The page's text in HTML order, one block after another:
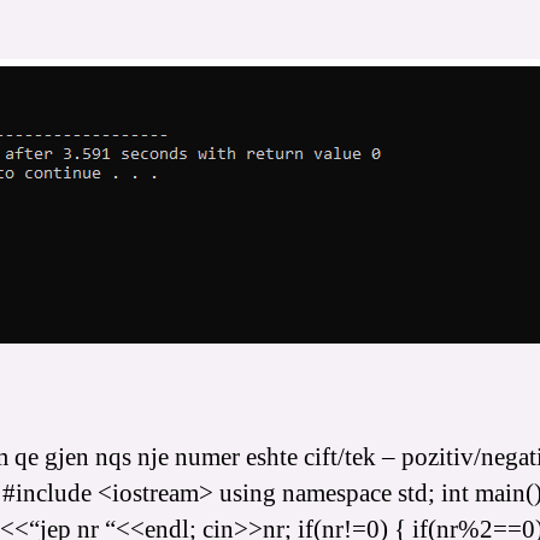
qe gjen nqs nje numer eshte cift/tek – pozitiv/
<iostream> using namespace std; int
nr “<<endl; cin>>nr; if(nr!=0) {